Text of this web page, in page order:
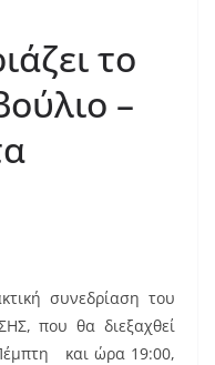
το
–
συνεδρίαση του
που θα διεξαχθεί
και ώρα 19:00,